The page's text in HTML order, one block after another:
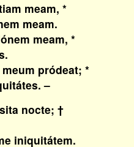
meam, *
meam.
meam, *
pródeat; *
–
nocte; †
iniquitátem.